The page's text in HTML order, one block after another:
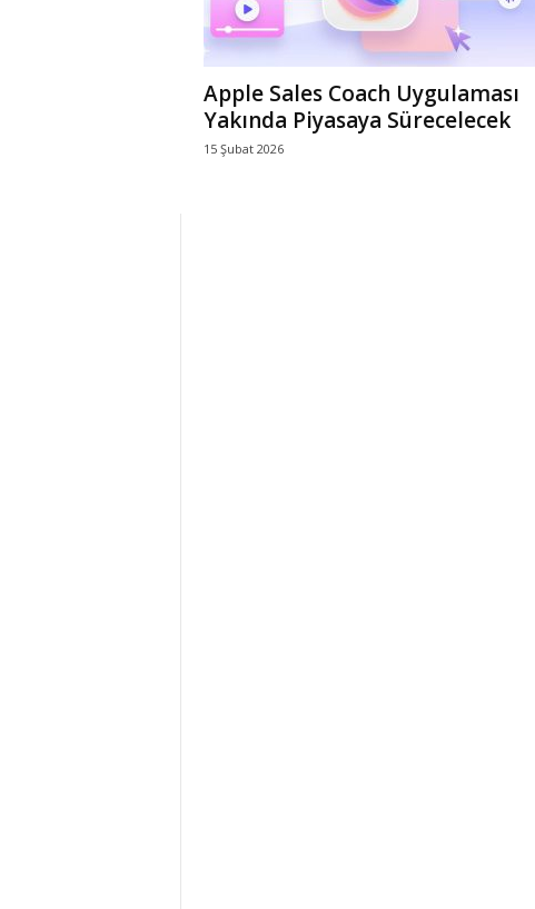
l
Apple Sales Coach Uygulaması
Yakında Piyasaya Sürecelecek
15 Şubat 2026